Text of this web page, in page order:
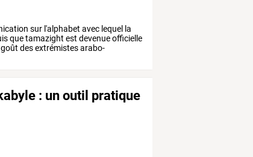
sur l'alphabet avec lequel la
quetamazight est devenueofficielle
goût desextrémistesarabo-
: un outil pratique